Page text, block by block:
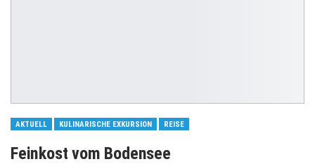
AKTUELL KULINARISCHE EXKURSION REISE
Feinkost vom Bodensee